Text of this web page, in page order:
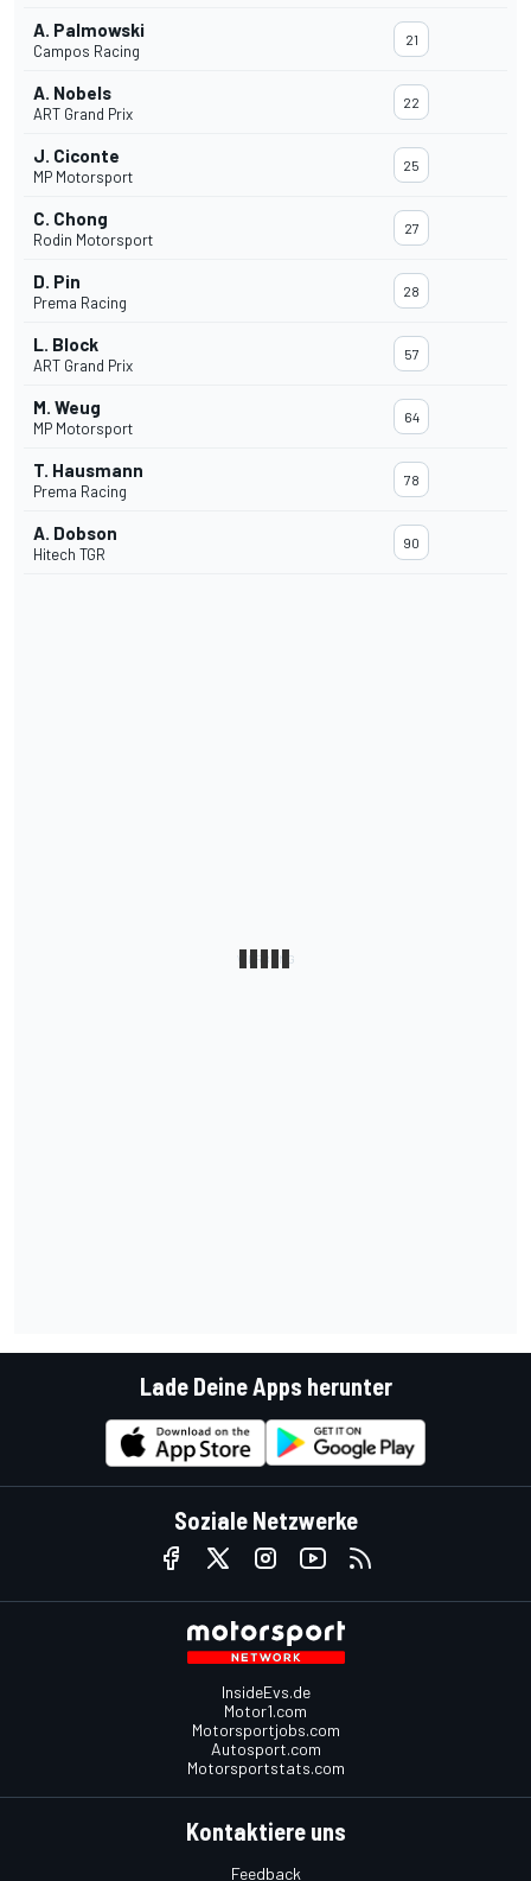
A. Palmowski
Campos Racing
21
A. Nobels
ART Grand Prix
22
J. Ciconte
MP Motorsport
25
C. Chong
Rodin Motorsport
27
D. Pin
Prema Racing
28
L. Block
ART Grand Prix
57
M. Weug
MP Motorsport
64
T. Hausmann
Prema Racing
78
A. Dobson
Hitech TGR
90
Lade Deine Apps herunter
Soziale Netzwerke
InsideEvs.de
Motor1.com
Motorsportjobs.com
Autosport.com
Motorsportstats.com
Kontaktiere uns
Feedback